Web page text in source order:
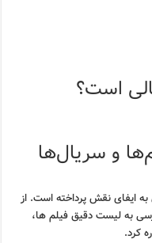
است؟
و سریال‌ها
ایفای نقش پرداخته است. از
به لیست دقیق فیلم ها،
کرد.